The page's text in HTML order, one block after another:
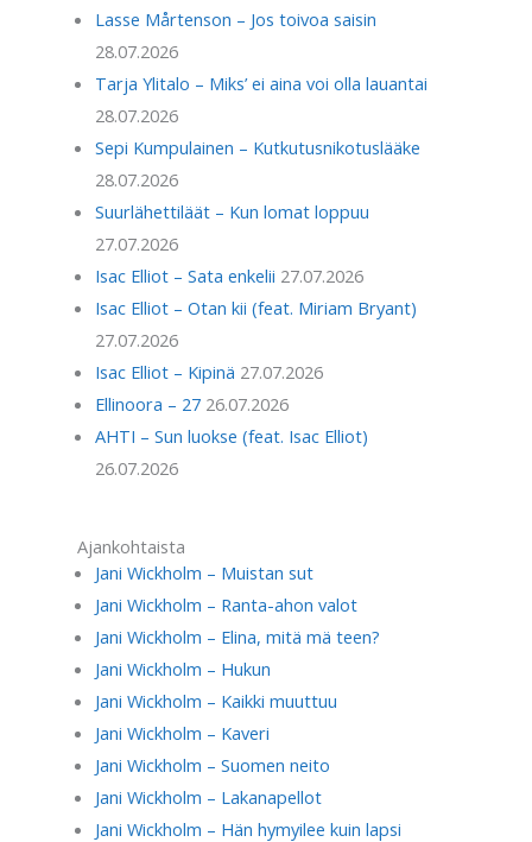
Lasse Mårtenson – Jos toivoa saisin
28.07.2026
Tarja Ylitalo – Miks’ ei aina voi olla lauantai
28.07.2026
Sepi Kumpulainen – Kutkutusnikotuslääke
28.07.2026
Suurlähettiläät – Kun lomat loppuu
27.07.2026
Isac Elliot – Sata enkelii 27.07.2026
Isac Elliot – Otan kii (feat. Miriam Bryant)
27.07.2026
Isac Elliot – Kipinä 27.07.2026
Ellinoora – 2726.07.2026
AHTI – Sun luokse (feat. Isac Elliot)
26.07.2026
Ajankohtaista
Jani Wickholm – Muistan sut
Jani Wickholm – Ranta-ahon valot
Jani Wickholm – Elina, mitä mä teen?
Jani Wickholm – Hukun
Jani Wickholm – Kaikki muuttuu
Jani Wickholm – Kaveri
Jani Wickholm – Suomen neito
Jani Wickholm – Lakanapellot
Jani Wickholm – Hän hymyilee kuin lapsi